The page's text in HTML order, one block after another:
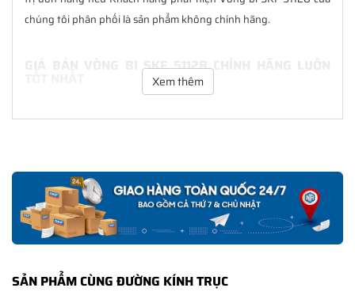
chúng tôi phân phối là sản phẩm không chính hãng.
GIÁ BÁN VÒNG BI SKF 51128 CHÍNH HÃNG LUÔN
với nhiều ưu đãi kèm theo và các dịch vụ hẫu mãi sau bán hàng.
CHẾ ĐỘ BẢO HÀNH VÒNG BI SKF 51128 CHÍNH
HÃNG
Tất cả các sản phẩm SKF chính hãng doSKF Ngọc Anhphân
phối đều được bảo hành chính hãng theo đúng tiêu chuẩn bảo
hành của nhà sản xuất.
Xem thêm
SẢN PHẨM CÙNG ĐƯỜNG KÍNH TRỤC